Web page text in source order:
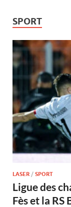
SPORT
LASER / SPORT
Ligue des
Fès et la